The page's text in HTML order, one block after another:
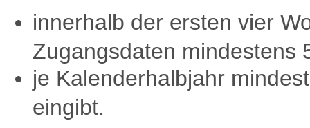
innerhalb der ersten vier
Zugangsdaten mindestens
je Kalenderhalbjahr
eingibt.